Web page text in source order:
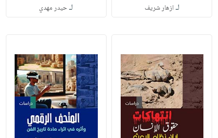
لـ ازهار شريف لـحيدر مهدي